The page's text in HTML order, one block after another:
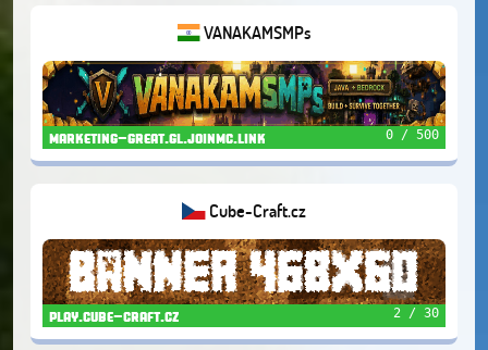
VANAKAMSMPs
marketing-great.gl.joinmc.link 0 / 500
Cube-Craft.cz
play.cube-craft.cz 2 / 30